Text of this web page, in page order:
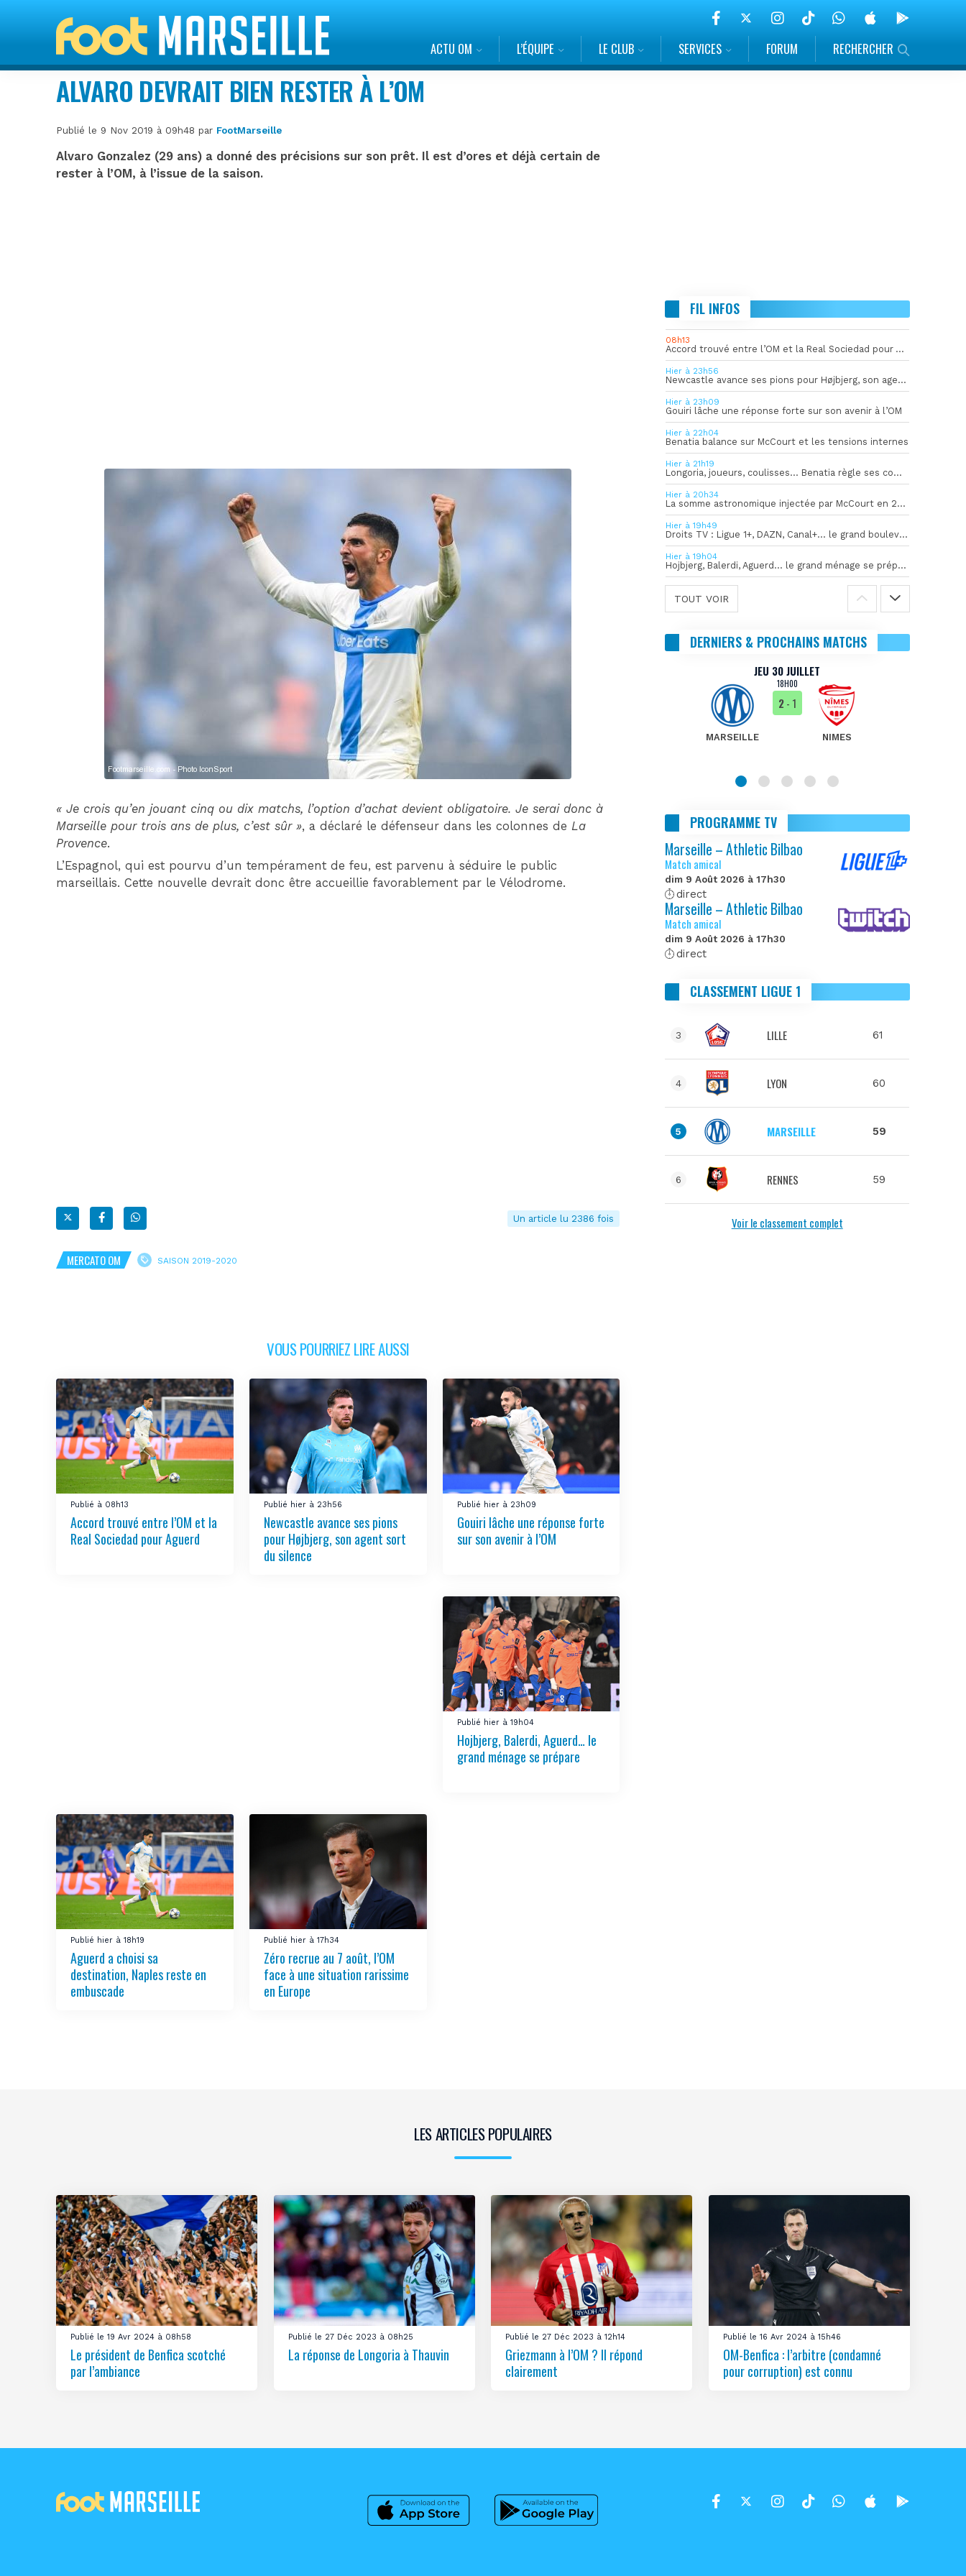
ACTU OM L’ÉQUIPE LE CLUB SERVICES FORUM RECHERCHER
ALVARO DEVRAIT BIEN RESTER À L’OM
Publié le 9 Nov 2019 à 09h48 par FootMarseille
Alvaro Gonzalez (29 ans) a donné des précisions sur son prêt. Il est d’ores et déjà certain de
rester à l’OM, à l’issue de la saison.
« Je crois qu’en jouant cinq ou dix matchs, l’option d’achat devient obligatoire. Je serai donc à
Marseille pour trois ans de plus, c’est sûr », a déclaré le défenseur dans les colonnes de La
Provence.
L’Espagnol, qui est pourvu d’un tempérament de feu, est parvenu à séduire le public
marseillais. Cette nouvelle devrait donc être accueillie favorablement par le Vélodrome.
Un article lu 2386 fois
MERCATO OM SAISON 2019-2020
VOUS POURRIEZ LIRE AUSSI
Publié à 08h13
Accord trouvé entre l’OM et la
Real Sociedad pour Aguerd
Publié hier à 23h56
Newcastle avance ses pions
pour Højbjerg, son agent sort
du silence
Publié hier à 23h09
Gouiri lâche une réponse forte
sur son avenir à l’OM
Publié hier à 19h04
Hojbjerg, Balerdi, Aguerd… le
grand ménage se prépare
Publié hier à 18h19
Aguerd a choisi sa
destination, Naples reste en
embuscade
Publié hier à 17h34
Zéro recrue au 7 août, l’OM
face à une situation rarissime
en Europe
FIL INFOS
08h13
Accord trouvé entre l’OM et la Real Sociedad pour Aguerd
Hier à 23h56
Newcastle avance ses pions pour Højbjerg, son agent sort du silence
Hier à 23h09
Gouiri lâche une réponse forte sur son avenir à l’OM
Hier à 22h04
Benatia balance sur McCourt et les tensions internes
Hier à 21h19
Longoria, joueurs, coulisses… Benatia règle ses comptes !
Hier à 20h34
La somme astronomique injectée par McCourt en 2026 pour soutenir l’OM
Hier à 19h49
Droits TV : Ligue 1+, DAZN, Canal+… le grand bouleversement
Hier à 19h04
Hojbjerg, Balerdi, Aguerd… le grand ménage se prépare
TOUT VOIR
DERNIERS & PROCHAINS MATCHS
JEU 30 JUILLET
18H00
MARSEILLE
2- 1
NIMES
PROGRAMME TV
Marseille – Athletic Bilbao
Match amical
dim 9 Août 2026 à 17h30
direct
Marseille – Athletic Bilbao
Match amical
dim 9 Août 2026 à 17h30
direct
CLASSEMENT LIGUE 1
3 LILLE 61
4 LYON 60
5 MARSEILLE 59
6 RENNES 59
Voir le classement complet
LES ARTICLES POPULAIRES
Publié le 19 Avr 2024 à 08h58
Le président de Benfica scotché
par l’ambiance
Publié le 27 Déc 2023 à 08h25
La réponse de Longoria à Thauvin
Publié le 27 Déc 2023 à 12h14
Griezmann à l’OM ? Il répond
clairement
Publié le 16 Avr 2024 à 15h46
OM-Benfica : l’arbitre (condamné
pour corruption) est connu